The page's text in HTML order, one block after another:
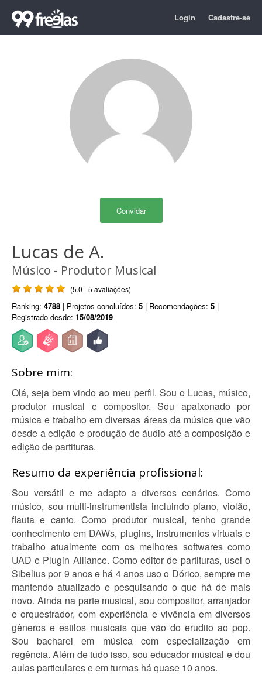
Login Cadastre-se
Convidar
Lucas de A.
Músico - Produtor Musical
(5.0 - 5 avaliações)
Ranking: 4788 | Projetos concluídos: 5 | Recomendações: 5 |
Registrado desde: 15/08/2019
Sobre mim:
Olá, seja bem vindo ao meu perfil. Sou o Lucas, músico,
produtor musical e compositor. Sou apaixonado por
música e trabalho em diversas áreas da música que vão
desde a edição e produção de áudio até a composição e
edição de partituras.
Resumo da experiência profissional:
Sou versátil e me adapto a diversos cenários. Como
músico, sou multi-instrumentista incluindo piano, violão,
flauta e canto. Como produtor musical, tenho grande
conhecimento em DAWs, plugins, Instrumentos virtuais e
trabalho atualmente com os melhores softwares como
UAD e Plugin Alliance. Como editor de partituras, usei o
Sibelius por 9 anos e há 4 anos uso o Dórico, sempre me
mantendo atualizado e pesquisando o que há de mais
novo. Ainda na parte musical, sou compositor, arranjador
e orquestrador, com experiência e vivência em diversos
gêneros e estilos musicais que vão do erudito ao pop.
Sou bacharel em música com especialização em
regência. Além de tudo isso, sou educador musical e dou
aulas particulares e em turmas há quase 10 anos.